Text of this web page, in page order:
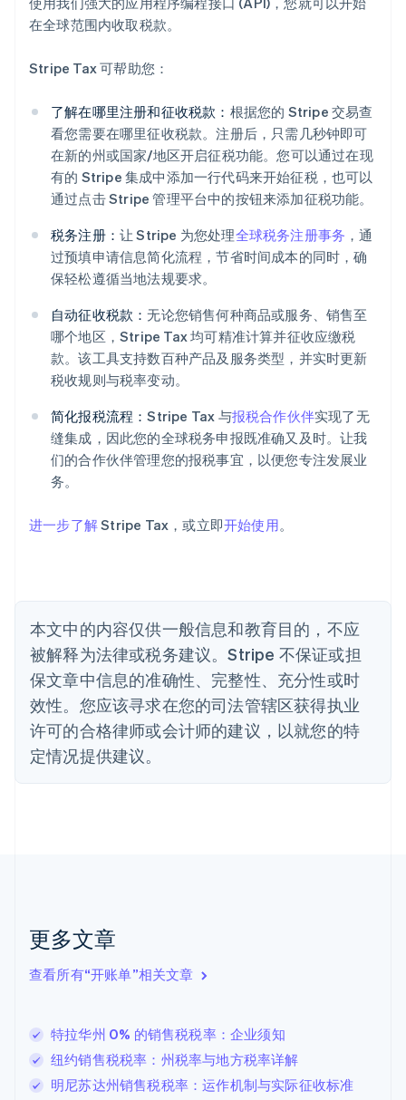
在全球范围内收取税款。
Stripe Tax 可帮助您：
了解在哪里注册和征收税款： 根据您的 Stripe 交易查
看您需要在哪里征收税款。注册后，只需几秒钟即可
在新的州或国家/地区开启征税功能。您可以通过在现
有的 Stripe 集成中添加一行代码来开始征税，也可以
通过点击 Stripe 管理平台中的按钮来添加征税功能。
税务注册： 让 Stripe 为您处理全球税务注册事务 ，通
过预填申请信息简化流程，节省时间成本的同时，确
保轻松遵循当地法规要求。
自动征收税款：无论您销售何种商品或服务、销售至
哪个地区，Stripe Tax 均可精准计算并征收应缴税
款。该工具支持数百种产品及服务类型，并实时更新
税收规则与税率变动。
简化报税流程：Stripe Tax 与报税合作伙伴实现了无
缝集成，因此您的全球税务申报既准确又及时。让我
们的合作伙伴管理您的报税事宜，以便您专注发展业
务。
进一步了解Stripe Tax，或立即开始使用。
本文中的内容仅供一般信息和教育目的，不应
被解释为法律或税务建议。Stripe 不保证或担
保文章中信息的准确性、完整性、充分性或时
效性。您应该寻求在您的司法管辖区获得执业
许可的合格律师或会计师的建议，以就您的特
定情况提供建议。
更多文章
查看所有“开账单”相关文章
特拉华州 0% 的销售税税率：企业须知
纽约销售税税率：州税率与地方税率详解
明尼苏达州销售税税率：运作机制与实际征收标准
阿联酋
English
爱尔兰
English
English
奥地利
Deutsch English
澳大利亚
English
PortuguêsEnglish
保加利亚
English
丹麦
English
德国
DeutschEnglish
法国
FrançaisEnglish
芬兰
EnglishSvenska
English Italiano
拉脱维亚
立陶宛
DeutschEnglish
卢森堡
Français Deutsch English
罗马尼亚